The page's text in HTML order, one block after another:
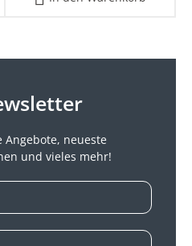
Angebote, neueste
und vieles mehr!